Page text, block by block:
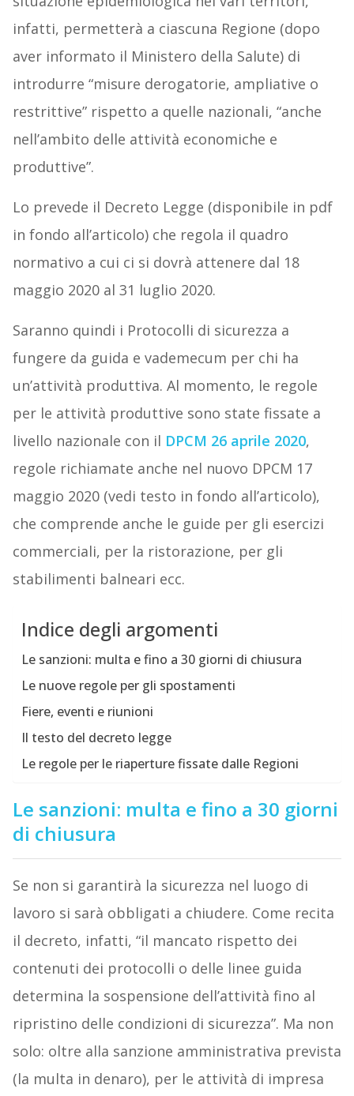
infatti, permetterà a ciascuna Regione (dopo
aver informato il Ministero della Salute) di
introdurre “misure derogatorie, ampliative o
restrittive” rispetto a quelle nazionali, “anche
nell’ambito delle attività economiche e
produttive”.
Lo prevede il Decreto Legge (disponibile in pdf
in fondo all’articolo) che regola il quadro
normativo a cui ci si dovrà attenere dal 18
maggio 2020 al 31 luglio 2020.
Saranno quindi i Protocolli di sicurezza a
fungere da guida e vademecum per chi ha
un’attività produttiva. Al momento, le regole
per le attività produttive sono state fissate a
livello nazionale con il DPCM 26 aprile 2020,
regole richiamate anche nel nuovo DPCM 17
maggio 2020 (vedi testo in fondo all’articolo),
che comprende anche le guide per gli esercizi
commerciali, per la ristorazione, per gli
stabilimenti balneari ecc.
Indice degli argomenti
Le sanzioni: multa e fino a 30 giorni di chiusura
Le nuove regole per gli spostamenti
Fiere, eventi e riunioni
Il testo del decreto legge
Le regole per le riaperture fissate dalle Regioni
Le sanzioni: multa e fino a 30 giorni
di chiusura
Se non si garantirà la sicurezza nel luogo di
lavoro si sarà obbligati a chiudere. Come recita
il decreto, infatti, “il mancato rispetto dei
contenuti dei protocolli o delle linee guida
determina la sospensione dell’attività fino al
ripristino delle condizioni di sicurezza”. Ma non
solo: oltre alla sanzione amministrativa prevista
(la multa in denaro), per le attività di impresa